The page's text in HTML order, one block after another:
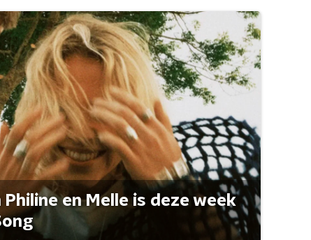
Philine en Melle is deze week